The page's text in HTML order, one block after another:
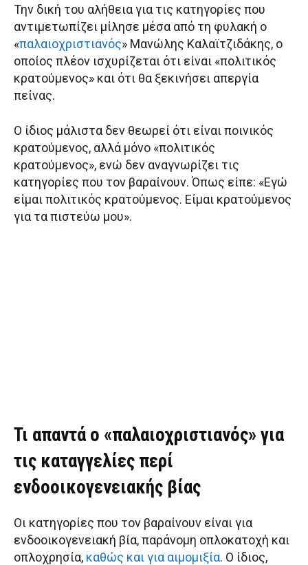
Την δική του αλήθεια για τις κατηγορίες που
αντιμετωπίζει μίλησε μέσα από τη φυλακή ο
«παλαιοχριστιανός» Μανώλης Καλαϊτζιδάκης, ο
οποίος πλέον ισχυρίζεται ότι είναι «πολιτικός
κρατούμενος» και ότι θα ξεκινήσει απεργία
πείνας.
Ο ίδιος μάλιστα δεν θεωρεί ότι είναι ποινικός
κρατούμενος, αλλά μόνο «πολιτικός
κρατούμενος», ενώ δεν αναγνωρίζει τις
κατηγορίες που τον βαραίνουν. Όπως είπε: «Εγώ
είμαι πολιτικός κρατούμενος. Είμαι κρατούμενος
για τα πιστεύω μου».
Τι απαντά ο «παλαιοχριστιανός» για
τις καταγγελίες περί
ενδοοικογενειακής βίας
Οι κατηγορίες που τον βαραίνουν είναι για
ενδοοικογενειακή βία, παράνομη οπλοκατοχή και
οπλοχρησία, καθώς και για αιμομιξία. Ο ίδιος,